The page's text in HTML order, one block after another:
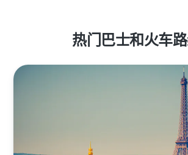
热门巴士和火车